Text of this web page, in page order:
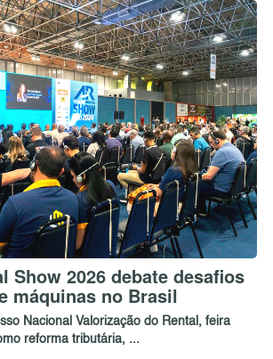
Show 2026 debate desafios
máquinas no Brasil
Nacional Valorização do Rental, feira
reforma tributária, ...